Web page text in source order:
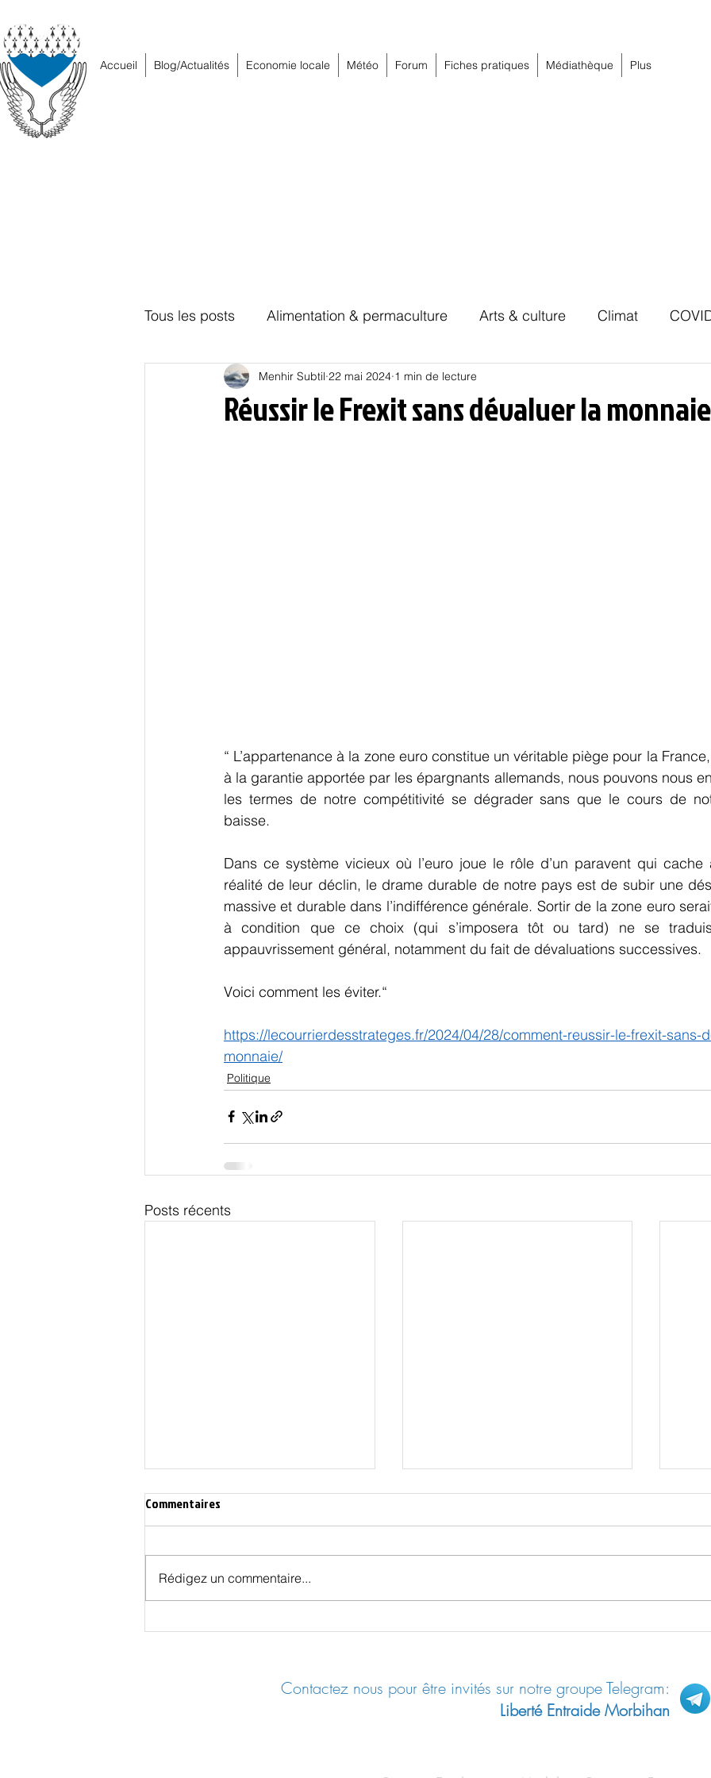
Accueil Blog/Actualités Economie locale Météo Forum Fiches pratiques Médiathèque Plus
Tous les posts Alimentation & permaculture Arts & culture Climat
Education Energies Habitat Hors piste
Réussir le Frexit sans dévaluer la monnaie
Menhir Subtil 22 mai 2024 1 min de lecture
“ L’appartenance à la zone euro constitue un véritable piège pour la
à la garantie apportée par les épargnants allemands, nous pouvons nous
les termes de notre compétitivité se dégrader sans que le cours de
baisse.
Dans ce système vicieux où l’euro joue le rôle d’un paravent qui cache
réalité de leur déclin, le drame durable de notre pays est de subir une
massive et durable dans l’indifférence générale. Sortir de la zone euro
à condition que ce choix (qui s’imposera tôt ou tard) ne se
appauvrissement général, notamment du fait de dévaluations successives.
Voici comment les éviter.“
https://lecourrierdesstrateges.fr/2024/04/28/comment-reussir-le-frexit-sans-
monnaie/
Politique
Posts récents
L’Union Européenne du traité de
Documentaire : Au nom de
Commentaires
Rédigez un commentaire...
Contactez nous pour être invités sur notre groupe Telegram:
Liberté Entraide Morbihan